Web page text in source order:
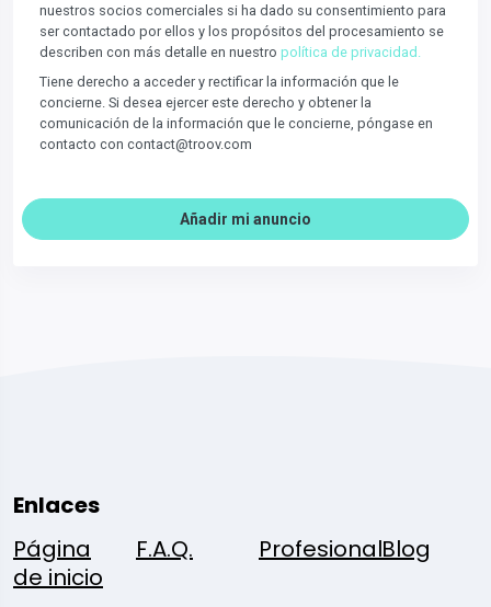
nuestros socios comerciales si ha dado su consentimiento para
ser contactado por ellos y los propósitos del procesamiento se
describen con más detalle en nuestro política de privacidad.
Tiene derecho a acceder y rectificar la información que le
concierne. Si desea ejercer este derecho y obtener la
comunicación de la información que le concierne, póngase en
contacto con contact@troov.com
Añadir mi anuncio
Enlaces
Página
de inicio
F.A.Q. ProfesionalBlog